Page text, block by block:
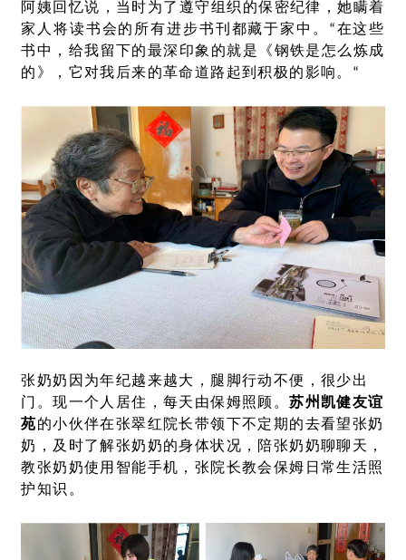
阿姨回忆说，当时为了遵守组织的保密纪律，她瞒着
家人将读书会的所有进步书刊都藏于家中。“在这些
书中，给我留下的最深印象的就是《钢铁是怎么炼成
的》，它对我后来的革命道路起到积极的影响。“
张奶奶因为年纪越来越大，腿脚行动不便，很少出
门。现一个人居住，每天由保姆照顾。 苏州凯健友谊
苑的小伙伴在张翠红院长带领下不定期的去看望张奶
奶，及时了解张奶奶的身体状况，陪张奶奶聊聊天，
教张奶奶使用智能手机，张院长教会保姆日常生活照
护知识。